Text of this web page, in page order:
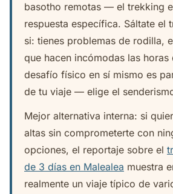
basotho remotas — el trekking
respuesta específica. Sáltate el
si: tienes problemas de rodilla,
que hacen incómodas las horas
desafío físico en sí mismo es
de tu viaje — elige el
Mejor alternativa interna: si
altas sin comprometerte con
opciones, el reportaje sobre el
de 3 días en Malealea muestra
realmente un viaje típico de